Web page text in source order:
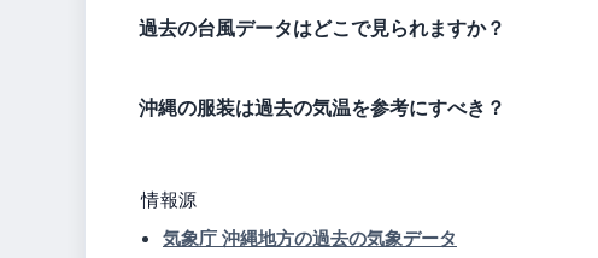
過去の台風データはどこで見られますか？
沖縄の服装は過去の気温を参考にすべき？
情報源
気象庁 沖縄地方の過去の気象データ